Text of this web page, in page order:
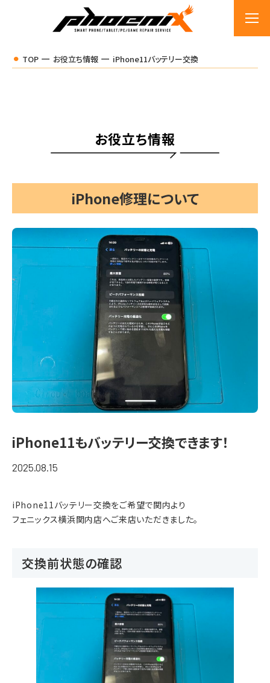
TOP お役立ち情報 iPhone11バッテリー交換
お役立ち情報
iPhone修理について
iPhone11もバッテリー交換できます！
2025.08.15
iPhone11バッテリー交換をご希望で関内より
フェニックス横浜関内店へご来店いただきました。
交換前状態の確認